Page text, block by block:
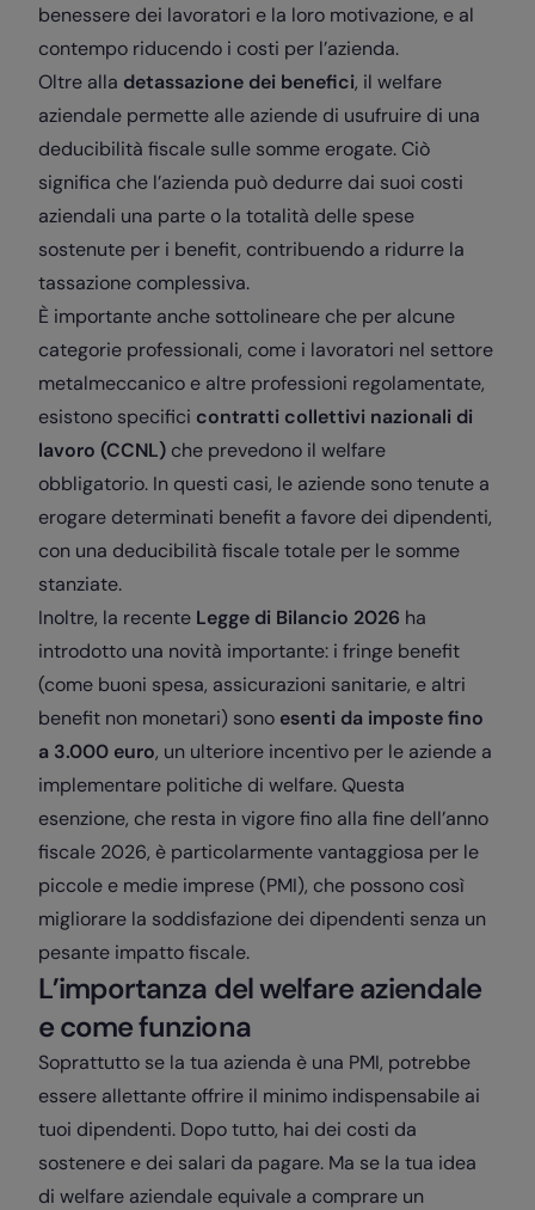
benessere dei lavoratori e la loro motivazione, e al
contempo riducendo i costi per l’azienda.
Oltre alla detassazione dei benefici, il welfare
aziendale permette alle aziende di usufruire di una
deducibilità fiscale sulle somme erogate. Ciò
significa che l’azienda può dedurre dai suoi costi
aziendali una parte o la totalità delle spese
sostenute per i benefit, contribuendo a ridurre la
tassazione complessiva.
È importante anche sottolineare che per alcune
categorie professionali, come i lavoratori nel settore
metalmeccanico e altre professioni regolamentate,
esistono specifici contratti collettivi nazionali di
lavoro (CCNL) che prevedono il welfare
obbligatorio. In questi casi, le aziende sono tenute a
erogare determinati benefit a favore dei dipendenti,
con una deducibilità fiscale totale per le somme
stanziate.
Inoltre, la recente Legge di Bilancio 2026 ha
introdotto una novità importante: i fringe benefit
(come buoni spesa, assicurazioni sanitarie, e altri
benefit non monetari) sono esenti da imposte fino
a 3.000 euro, un ulteriore incentivo per le aziende a
implementare politiche di welfare. Questa
esenzione, che resta in vigore fino alla fine dell’anno
fiscale 2026, è particolarmente vantaggiosa per le
piccole e medie imprese (PMI), che possono così
migliorare la soddisfazione dei dipendenti senza un
pesante impatto fiscale.
L’importanza del welfare aziendale
e come funziona
Soprattutto se la tua azienda è una PMI, potrebbe
essere allettante offrire il minimo indispensabile ai
tuoi dipendenti. Dopo tutto, hai dei costi da
sostenere e dei salari da pagare. Ma se la tua idea
di welfare aziendale equivale a comprare un